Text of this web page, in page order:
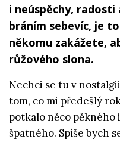
i neúspěchy, radosti
bráním sebevíc, je
někomu zakážete,
růžového slona.
Nechci se tu v
tom, co mi předešlý
potkalo něco pěkného
špatného. Spíše bych